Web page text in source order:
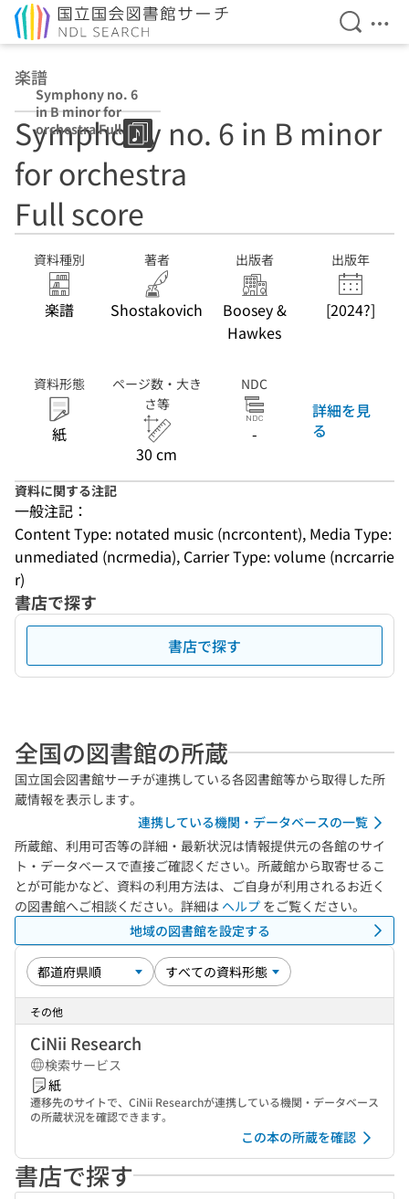
検索を
メ
楽譜
Symphony no. 6
in B minor for
orchestra Full
score
Symphony no. 6 in B minor
for orchestra
Full score
資料種別
楽譜
著者
Shostakovich
出版者
Boosey &
Hawkes
出版年
[2024?]
資料形態
紙
ページ数・大き
さ等
30 cm
NDC
-
詳細を見
る
資料に関する注記
一般注記：
Content Type: notated music (ncrcontent), Media Type:
unmediated (ncrmedia), Carrier Type: volume (ncrcarrie
r)
書店で探す
書店で探す
全国の図書館の所蔵
国立国会図書館サーチが連携している各図書館等から取得した所
蔵情報を表示します。
連携している機関・データベースの一覧
所蔵館、利用可否等の詳細・最新状況は情報提供元の各館のサイ
ト・データベースで直接ご確認ください。所蔵館から取寄せるこ
とが可能かなど、資料の利用方法は、ご自身が利用されるお近く
の図書館へご相談ください。詳細は ヘルプ をご覧ください。
地域の図書館を設定する
その他
CiNii Research
検索サービス
紙
遷移先のサイトで、CiNii Researchが連携している機関・データベース
の所蔵状況を確認できます。
この本の所蔵を確認
書店で探す